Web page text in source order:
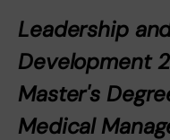
Leadership
Development
Master's
Medical